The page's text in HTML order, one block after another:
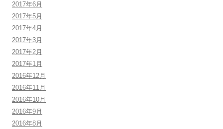
2017年6月
2017年5月
2017年4月
2017年3月
2017年2月
2017年1月
2016年12月
2016年11月
2016年10月
2016年9月
2016年8月